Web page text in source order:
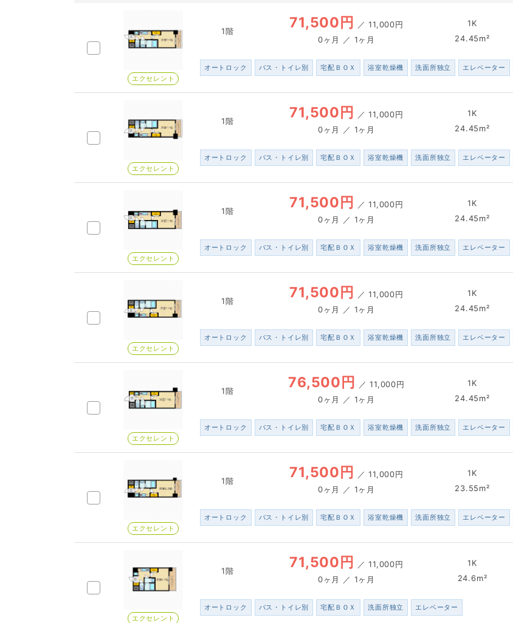
エクセレント
1階 71,500円 ／11,000円
0ヶ月 ／ 1ヶ月
1K
24.45m²
オートロック バス・トイレ別 宅配ＢＯＸ 浴室乾燥機 洗面所独立 エレベーター
エクセレント
1階 71,500円 ／11,000円
0ヶ月 ／ 1ヶ月
1K
24.45m²
オートロック バス・トイレ別 宅配ＢＯＸ 浴室乾燥機 洗面所独立 エレベーター
エクセレント
1階 71,500円 ／11,000円
0ヶ月 ／ 1ヶ月
1K
24.45m²
オートロック バス・トイレ別 宅配ＢＯＸ 浴室乾燥機 洗面所独立 エレベーター
エクセレント
1階 71,500円 ／11,000円
0ヶ月 ／ 1ヶ月
1K
24.45m²
オートロック バス・トイレ別 宅配ＢＯＸ 浴室乾燥機 洗面所独立 エレベーター
エクセレント
1階 76,500円 ／11,000円
0ヶ月 ／ 1ヶ月
1K
24.45m²
オートロック バス・トイレ別 宅配ＢＯＸ 浴室乾燥機 洗面所独立 エレベーター
エクセレント
1階 71,500円 ／11,000円
0ヶ月 ／ 1ヶ月
1K
23.55m²
オートロック バス・トイレ別 宅配ＢＯＸ 浴室乾燥機 洗面所独立 エレベーター
エクセレント
1階 71,500円 ／11,000円
0ヶ月 ／ 1ヶ月
1K
24.6m²
オートロック バス・トイレ別 宅配ＢＯＸ 洗面所独立 エレベーター